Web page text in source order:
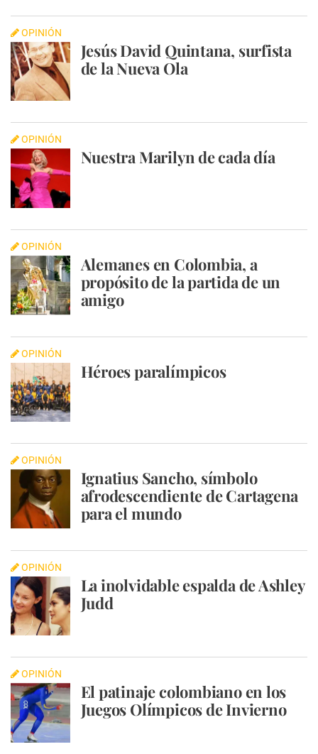
OPINIÓN
Jesús David Quintana, surfista
de la Nueva Ola
OPINIÓN
Nuestra Marilyn de cada día
OPINIÓN
Alemanes en Colombia, a
propósito de la partida de un
amigo
OPINIÓN
Héroes paralímpicos
OPINIÓN
Ignatius Sancho, símbolo
afrodescendiente de Cartagena
para el mundo
OPINIÓN
La inolvidable espalda de Ashley
Judd
OPINIÓN
El patinaje colombiano en los
Juegos Olímpicos de Invierno